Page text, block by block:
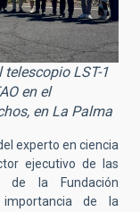
LST-1
en el
en La Palma
experto en ciencia
ejecutivo de las
de la Fundación
de la